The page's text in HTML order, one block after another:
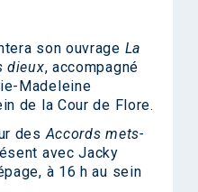
son ouvrage La
dieux, accompagné
Madeleine
de la Cour de Flore.
desAccords mets-
avec Jacky
à 16 h au sein